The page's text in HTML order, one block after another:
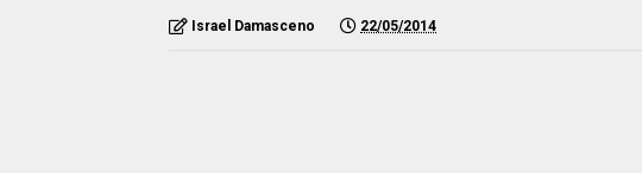
Israel Damasceno 22/05/2014